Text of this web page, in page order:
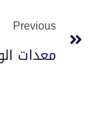
Previous